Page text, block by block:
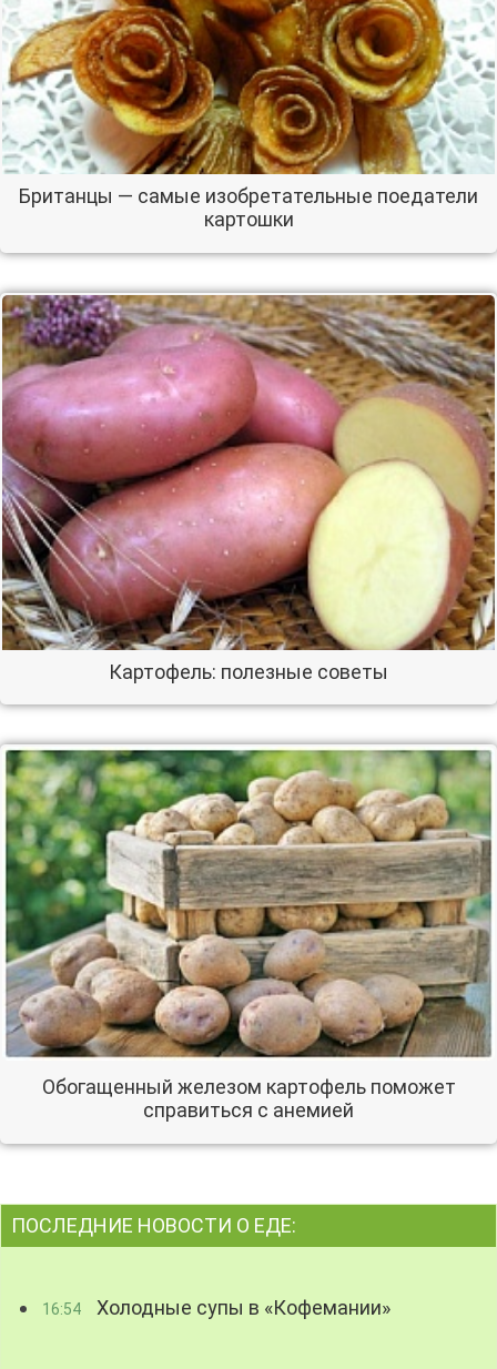
Британцы — самые изобретательные поедатели
картошки
Картофель: полезные советы
Обогащенный железом картофель поможет
справиться с анемией
ПОСЛЕДНИЕ НОВОСТИ О ЕДЕ:
16:54 Холодные супы в «Кофемании»